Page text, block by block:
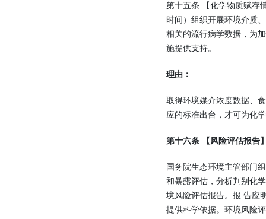
第十五条 【化学物质赋存
时间）组织开展环境介质
相关的流行病学数据，为
施提供支持。
理由：
取得环境媒介浓度数据、
应的标准出台，才可为化
第十六条 【风险评估报告
国务院生态环境主管部门
和暴露评估，分析判别化
境风险评估报告。报 告应
提供科学依据。环境风险